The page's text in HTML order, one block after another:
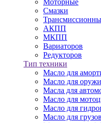
Моторные
Смазки
АКПП
МКПП
Вариаторов
Редукторов
Тип техники
Масло для
Масло для
Масла для
Масло для
Масло для
Масло для